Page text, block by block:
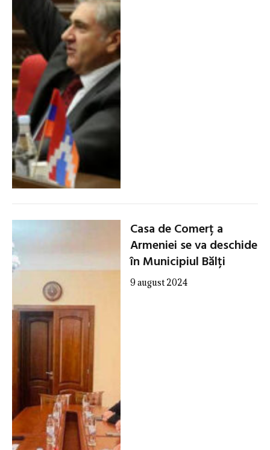
Casa de Comerț a
Armeniei se va deschide
în Municipiul Bălți
9 august 2024